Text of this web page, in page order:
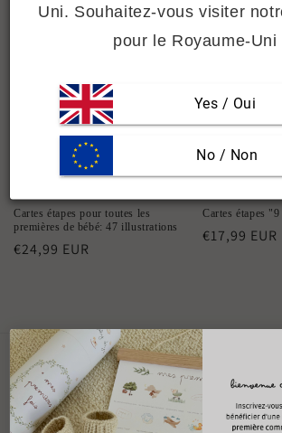
Épuisé
Cartes étapes pour toutes les
premières de bébé: 47 illustrations
Prix
€24,99 EUR
Cartes étapes
Prix
€17,99 EUR
MENU
Accueil
Uni. Souhaitez-vous visiter
pour le Royaume-Uni
Yes / Oui
No / Non